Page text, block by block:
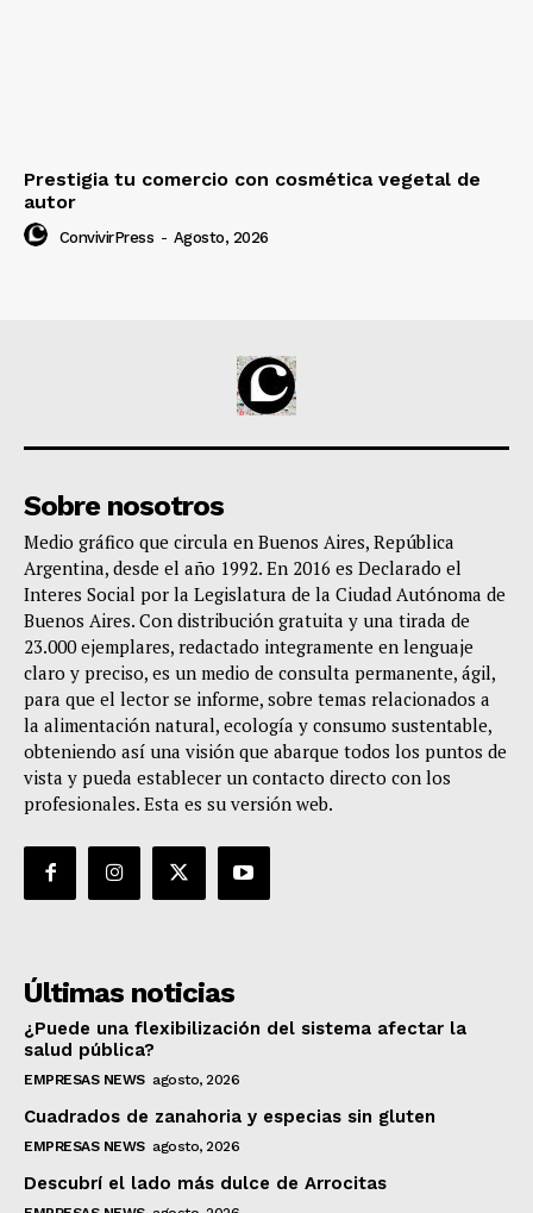
Prestigia tu comercio con cosmética vegetal de
autor
ConvivirPress - Agosto, 2026
Sobre nosotros
Medio gráfico que circula en Buenos Aires, República
Argentina, desde el año 1992. En 2016 es Declarado el
Interes Social por la Legislatura de la Ciudad Autónoma de
Buenos Aires. Con distribución gratuita y una tirada de
23.000 ejemplares, redactado integramente en lenguaje
claro y preciso, es un medio de consulta permanente, ágil,
para que el lector se informe, sobre temas relacionados a
la alimentación natural, ecología y consumo sustentable,
obteniendo así una visión que abarque todos los puntos de
vista y pueda establecer un contacto directo con los
profesionales. Esta es su versión web.
Últimas noticias
¿Puede una flexibilización del sistema afectar la
salud pública?
EMPRESAS NEWS agosto, 2026
Cuadrados de zanahoria y especias sin gluten
EMPRESAS NEWS agosto, 2026
Descubrí el lado más dulce de Arrocitas